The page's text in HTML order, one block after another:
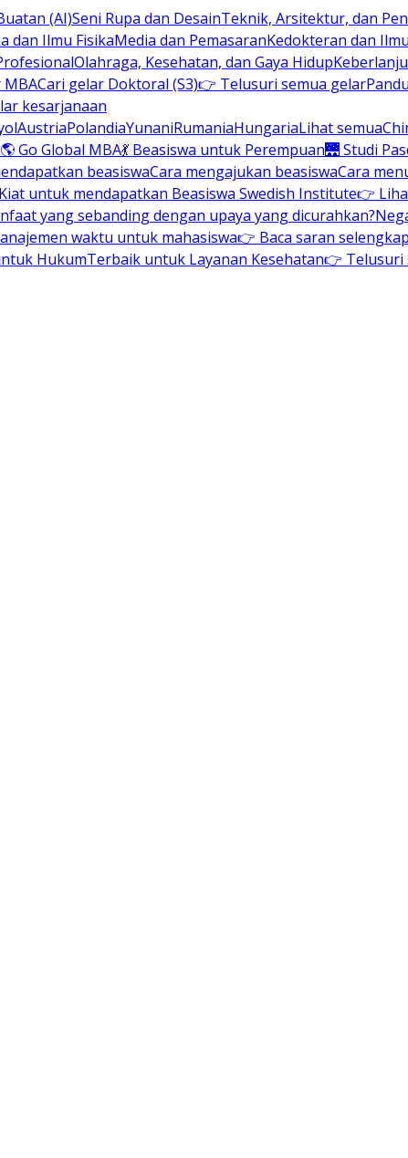
(AI)Seni Rupa dan DesainTeknik, Arsitektur, dan
dan Ilmu FisikaMedia dan PemasaranKedokteran dan
Olahraga, Kesehatan, dan Gaya Hidup
MBACari gelar Doktoral (S3)👉 Telusuri semua gelar
kesarjanaan
AustriaPolandiaYunaniRumaniaHungariaLihat semua
🌎 Go Global MBA💃 Beasiswa untuk Perempuan🌉 Studi
beasiswaCara mengajukan beasiswaCara
Kiat untuk mendapatkan Beasiswa Swedish Institute👉
yang sebanding dengan upaya yang dicurahkan?
waktu untuk mahasiswa👉 Baca saran
HukumTerbaik untuk Layanan Kesehatan👉 Telusuri